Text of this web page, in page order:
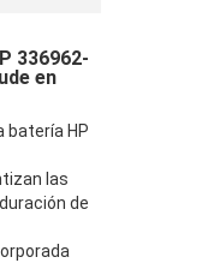
336962-
en
batería HP
las
de